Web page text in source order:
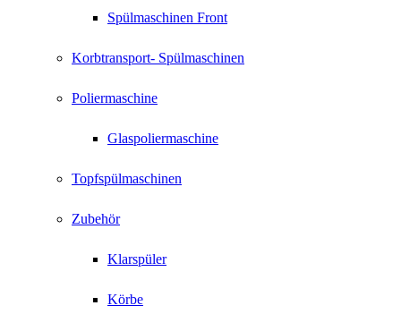
Spülmaschinen Front
Korbtransport- Spülmaschinen
Poliermaschine
Glaspoliermaschine
Topfspülmaschinen
Zubehör
Klarspüler
Körbe